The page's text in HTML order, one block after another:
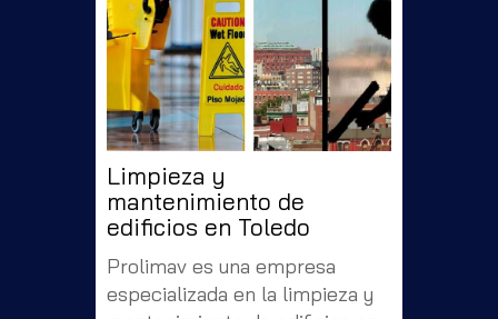
Limpieza y
mantenimiento de
edificios en Toledo
Prolimav es una empresa
especializada en la limpieza y